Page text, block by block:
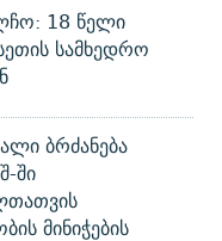
18 წელი
სამხედრო
ბრძანება
ში
მინიჭების